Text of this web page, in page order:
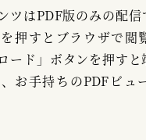
ツはPDF版のみの配信
押すとブラウザで閲
ード」ボタンを押す
お手持ちのPDFビュ